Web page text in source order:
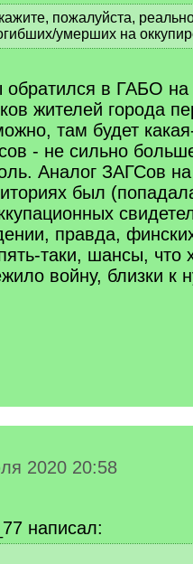
пожалуйста,
умерших на
обратился в ГАБО на
жителей города
там будет
- не сильно
Аналог ЗАГСов
был
правда,
таки, шансы, что
войну, близки к
2020 20:58
написал: